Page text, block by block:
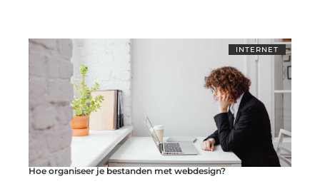
INTERNET
Hoe organiseer je bestanden met webdesign?